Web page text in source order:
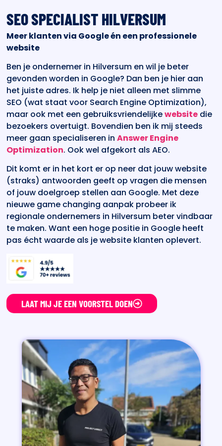
SEO SPECIALIST HILVERSUM
Meer klanten via Google én een professionele
website
Ben je ondernemer in Hilversum en wil je beter
gevonden worden in Google? Dan ben je hier aan
het juiste adres. Ik help je niet alleen met slimme
SEO (wat staat voor Search Engine Optimization),
maar ook met een gebruiksvriendelijkewebsite die
bezoekers overtuigt. Bovendien ben ik mij steeds
meer gaan specialiseren inAnswer Engine
Optimization. Ook wel afgekort als AEO.
Dit komt er in het kort er op neer dat jouw website
(straks) antwoorden geeft op vragen die mensen
of jouw doelgroep stellen aan Google. Met deze
nieuwe game changing aanpak probeer ik
regionale ondernemers in Hilversum beter vindbaar
te maken. Want een hoge positie in Google heeft
pas écht waarde als je website klanten oplevert.
LAAT MIJ JE EEN VOORSTEL DOEN